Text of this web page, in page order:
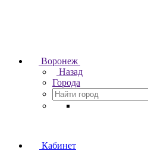
Воронеж
Назад
Города
Кабинет